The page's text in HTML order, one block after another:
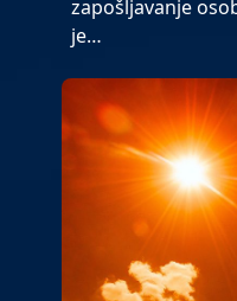
zapošljavanje
je…